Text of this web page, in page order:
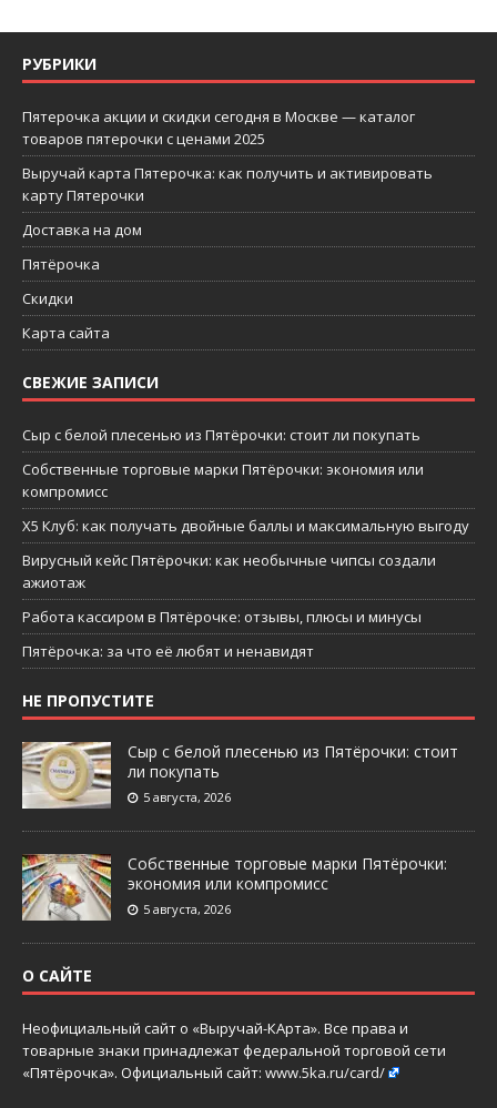
РУБРИКИ
Пятерочка акции и скидки сегодня в Москве — каталог
товаров пятерочки с ценами 2025
Выручай карта Пятерочка: как получить и активировать
карту Пятерочки
Доставка на дом
Пятёрочка
Скидки
Карта сайта
СВЕЖИЕ ЗАПИСИ
Сыр с белой плесенью из Пятёрочки: стоит ли покупать
Собственные торговые марки Пятёрочки: экономия или
компромисс
X5 Клуб: как получать двойные баллы и максимальную выгоду
Вирусный кейс Пятёрочки: как необычные чипсы создали
ажиотаж
Работа кассиром в Пятёрочке: отзывы, плюсы и минусы
Пятёрочка: за что её любят и ненавидят
НЕ ПРОПУСТИТЕ
Сыр с белой плесенью из Пятёрочки: стоит
ли покупать
5 августа, 2026
Собственные торговые марки Пятёрочки:
экономия или компромисс
5 августа, 2026
О САЙТЕ
Неофициальный сайт о «Выручай-КАрта». Все права и
товарные знаки принадлежат федеральной торговой сети
«Пятёрочка». Официальный сайт: www.5ka.ru/card/